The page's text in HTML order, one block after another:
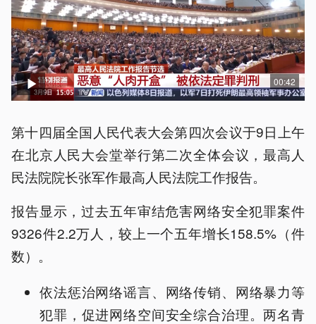
00:42
第十四届全国人民代表大会第四次会议于9日上午
在北京人民大会堂举行第二次全体会议，最高人
民法院院长张军作最高人民法院工作报告。
报告显示，过去五年审结危害网络安全犯罪案件
9326件2.2万人，较上一个五年增长158.5%（件
数）。
依法惩治网络谣言、网络传销、网络暴力等
犯罪，促进网络空间安全综合治理。两名青